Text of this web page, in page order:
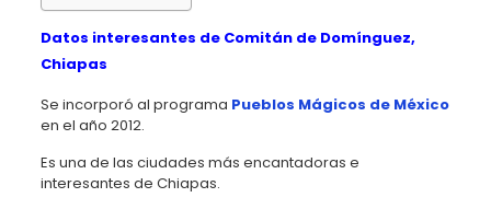
Datos interesantes de Comitán de Domínguez,
Chiapas
Se incorporó al programa Pueblos Mágicos de México
en el año 2012.
Es una de las ciudades más encantadoras e
interesantes de Chiapas.